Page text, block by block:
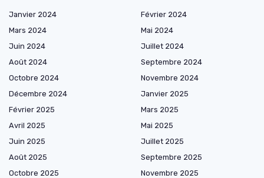
Janvier 2024
Février 2024
Mars 2024
Mai 2024
Juin 2024
Juillet 2024
Août 2024
Septembre 2024
Octobre 2024
Novembre 2024
Décembre 2024
Janvier 2025
Février 2025
Mars 2025
Avril 2025
Mai 2025
Juin 2025
Juillet 2025
Août 2025
Septembre 2025
Octobre 2025
Novembre 2025